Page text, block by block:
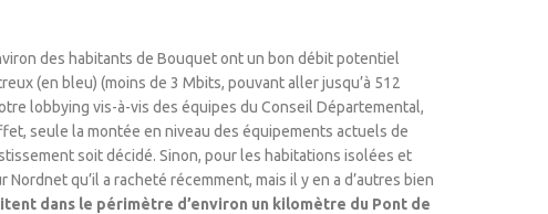
des habitants de Bouquet ont un bon débit potentiel
(en bleu) (moins de 3 Mbits, pouvant aller jusqu’à 512
lobbying vis-à-vis des équipes du Conseil Départemental,
seule la montée en niveau des équipements actuels de
soit décidé. Sinon, pour les habitations isolées et
qu’il a racheté récemment, mais il y en a d’autres bien
dans le périmètre d’environ un kilomètre du Pont de